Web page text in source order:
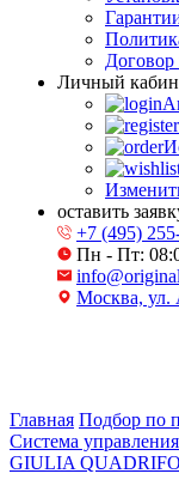
Личный
оставить
+7 (495)
Пн - Пт:
Москва, ул.
Главная Подбор по
Система
GIULIA